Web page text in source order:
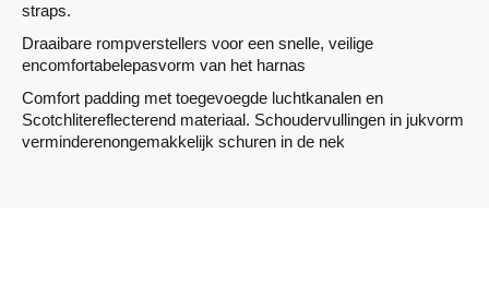
straps.
Draaibare rompverstellers voor een snelle, veilige
encomfortabelepasvorm van het harnas
Comfort padding met toegevoegde luchtkanalen en
Scotchlitereflecterend materiaal. Schoudervullingen in jukvorm
verminderenongemakkelijk schuren in de nek